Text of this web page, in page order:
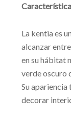
La kentia es
alcanzar
en su hábitat
verde oscuro
Su apariencia
decorar